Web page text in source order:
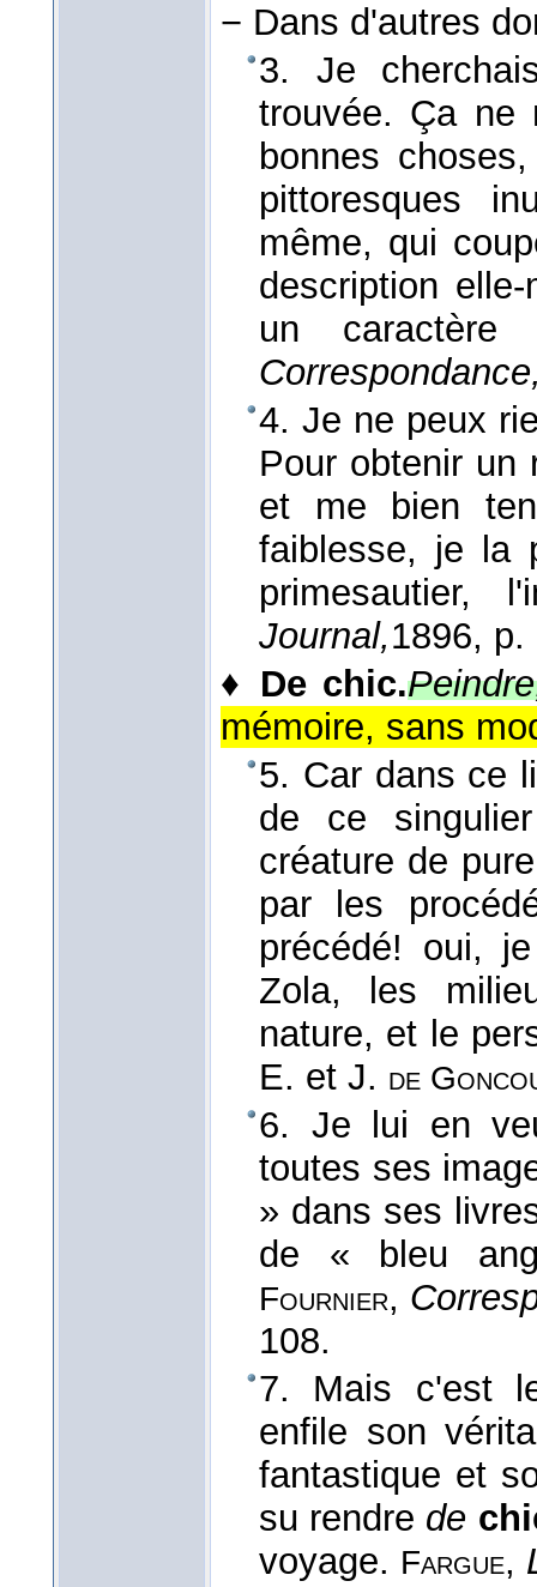
− Dans d'autres
3. Je
trouvée. Ça
bonnes
pittoresques
même, qui
description
un
4. Je ne peux
Pour obtenir un
et me bien
faiblesse, je la
Journal,1896, p.
♦ De chic.
mémoire, sans
5. Car dans ce
de ce
créature de
par les
précédé! oui,
Zola, les
nature, et le
E. et J. de
6. Je lui en
toutes ses
» dans ses
de « bleu
Fournier,
108.
7. Mais c'est
enfile son
fantastique et
su rendre de
voyage. Fargue,